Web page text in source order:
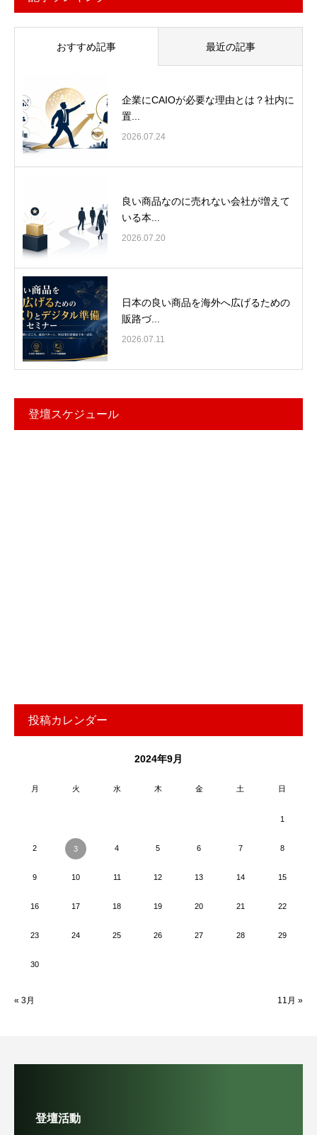
おすすめ記事 最近の記事
企業にCAIOが必要な理由とは？社内に
置...
2026.07.24
良い商品なのに売れない会社が増えて
いる本...
2026.07.20
日本の良い商品を海外へ広げるための
販路づ...
2026.07.11
登壇スケジュール
投稿カレンダー
2024年9月
月 火 水 木 金 土 日
1
2 3 4 5 6 7 8
9 10 11 12 13 14 15
16 17 18 19 20 21 22
23 24 25 26 27 28 29
30
« 3月 11月 »
登壇活動